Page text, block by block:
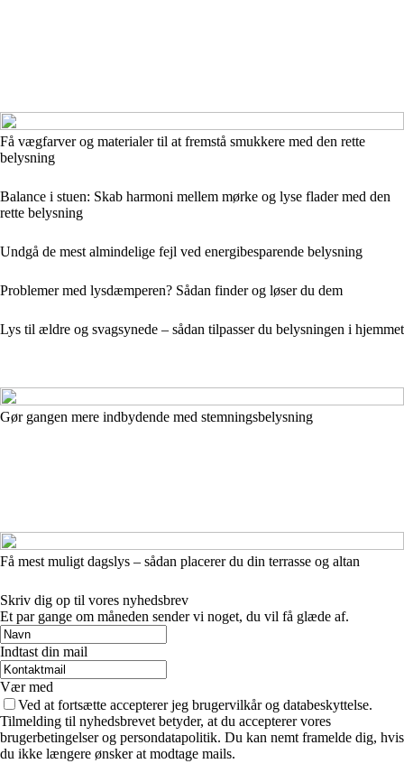
Få vægfarver og materialer til at fremstå smukkere med den rette
belysning
Balance i stuen: Skab harmoni mellem mørke og lyse flader med den
rette belysning
Undgå de mest almindelige fejl ved energibesparende belysning
Problemer med lysdæmperen? Sådan finder og løser du dem
Lys til ældre og svagsynede – sådan tilpasser du belysningen i hjemmet
Gør gangen mere indbydende med stemningsbelysning
Få mest muligt dagslys – sådan placerer du din terrasse og altan
Skriv dig op til vores nyhedsbrev
Et par gange om måneden sender vi noget, du vil få glæde af.
Indtast din mail
Vær med
Ved at fortsætte accepterer jeg brugervilkår og databeskyttelse.
Tilmelding til nyhedsbrevet betyder, at du accepterer vores
brugerbetingelser og persondatapolitik. Du kan nemt framelde dig, hvis
du ikke længere ønsker at modtage mails.